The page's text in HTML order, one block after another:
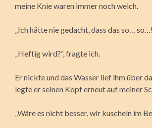
meine Knie waren immer noch weich.
„Ich hätte nie gedacht, dass das so…
„Heftig wird?“, fragte ich.
Er nickte und das Wasser lief ihm über
legte er seinen Kopf erneut auf meiner
„Wäre es nicht besser, wir kuscheln im